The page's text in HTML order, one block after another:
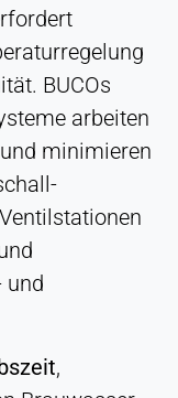
BUCOs
arbeiten
minimieren
und
,